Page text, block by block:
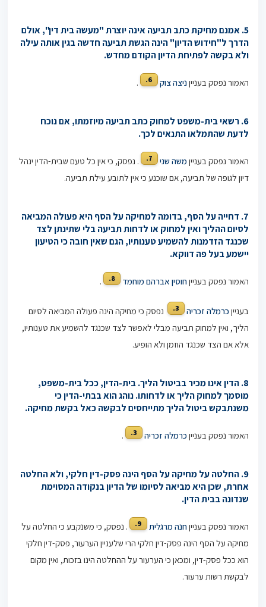
5. אמנם מחיקת כתב תביעה אינה יוצרת "מעשה בית דין", אולם
הדרך ל"חידוש הדיון" הינה הגשת תביעה חדשה בגין אותה עילה
ולא בקשה לפתיחת הדיון הקודם מחדש.
האמור נפסק בענייןניצה צוק 6.
.
6. רשאי בית-משפט למחוק כתב תביעה מיוזמתו, אם נוכח
לדעת שהתמלאו התנאים לכך.
האמור נפסק בעניין משה שני 7.
. נפסק, כי אין כל טעם שבית-הדין ינהל
דיון לגופה של תביעה, אם שוכנע כי אין לתובע עילת תביעה.
7. דחייה על הסף, בדומה למחיקה על הסף היא פעולה המביאה
לסיום ההליך ואין למחוק או לדחות תביעה בלי שתינתן לצד
שכנגד הזדמנות להשמיע טענותיו, הגם שאין חובה כי הטיעון
יישמע בעל פה דווקא.
האמור נפסק בענייןחוסין אברהם מוחמד 8.
.
בעניין כרמלה זכריה 3.
נפסק כי מחיקה הינה פעולה המביאה לסיום
הליך, ואין למחוק תביעה מבלי לאפשר לצד שכנגד להשמיע את טענותיו,
אלא אם הצד שכנגד הוזמן ולא הופיע.
8. הדין אינו מכיר בביטול הליך. בית-הדין, ככל בית-משפט,
מוסמךלמחוק הליך או לדחותו. נוהג הוא בבתי-הדין כי
משנתבקש ביטולהליך מתייחסים לבקשה כאל בקשת מחיקה.
האמור נפסק בעניין כרמלה זכריה 3.
.
9. החלטה על מחיקה על הסף הינה פסק-דין חלקי, ולא החלטה
אחרת, שכן היא מביאה לסיומו של הדיון בנקודה המסוימת
שנדונה בבית הדין.
האמור נפסק בענייןחנה מרגלית 9.
. נפסק, כי משנקבע כי החלטה על
מחיקה על הסף הינה פסק-דין חלקי הרי שלעניין הערעור, פסק-דין חלקי
הוא ככל פסק-דין, ומכאן כי הערעור על ההחלטה הינו בזכות, ואין מקום
לבקשת רשות ערעור.